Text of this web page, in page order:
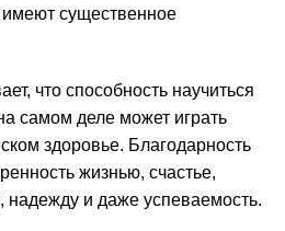
существенное
что способность научиться
самом деле может играть
здоровье. Благодарность
жизнью, счастье,
надежду и даже успеваемость.